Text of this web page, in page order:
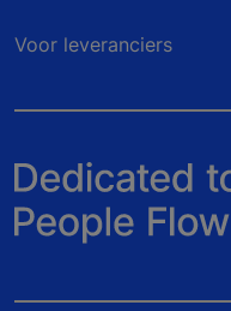
Voor leveranciers